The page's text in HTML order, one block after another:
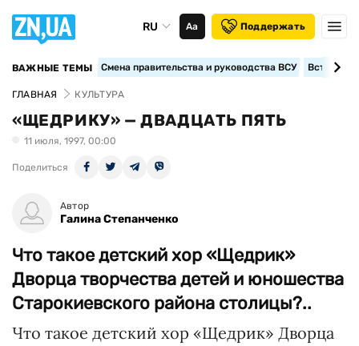
RU Аа Поддержать
ВАЖНЫЕ ТЕМЫ Смена правительства и руководства ВСУ
ГЛАВНАЯ КУЛЬТУРА
«ЩЕДРИКУ» — ДВАДЦАТЬ ПЯТЬ
11 июля, 1997, 00:00
Поделиться
Автор
Галина Степанченко
Что такое детский хор «Щедрик»
Дворца творчества детей и юношества
Старокиевского района столицы?..
Что такое детский хор «Щедрик» Дворца